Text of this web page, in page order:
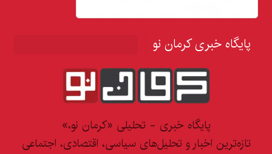
پایگاه خبری کرمان نو
پایگاه خبری - تحلیلی «کرمان نو،»
تازه‌ترین اخبار و تحلیل‌های سیاسی، اقتصادی، اجتماعی